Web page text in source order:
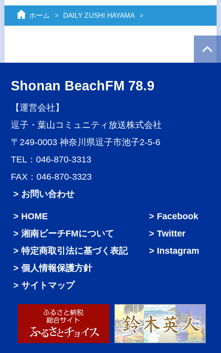
ホーム DAILY ZUSHI HAYAMA
Shonan BeachFM 78.9
【運営会社】
逗子・葉山コミュニティ放送株式会社
〒249-0003 神奈川県逗子市池子2-5-6
TEL：046-870-3313
FAX：046-870-3323
> お問い合わせ
HOME
湘南ビーチFMについて
特定商取引法に基づく表記
個人情報保護方針
サイトマップ
Facebook
Twitter
Instagram